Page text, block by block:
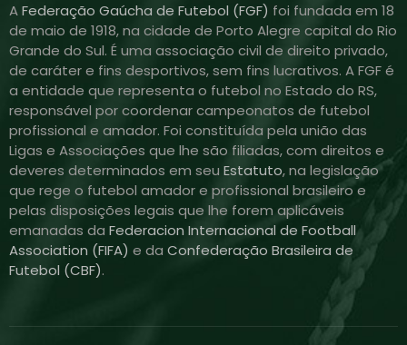
AFederação Gaúcha de Futebol (FGF) foi fundada em 18
de maio de 1918, na cidade de Porto Alegre capital do Rio
Grande do Sul. É uma associação civil de direito privado,
de caráter e fins desportivos, sem fins lucrativos. A FGF é
a entidade que representa o futebol no Estado do RS,
responsável por coordenar campeonatos de futebol
profissional e amador. Foi constituída pela união das
Ligas e Associações que lhe são filiadas, com direitos e
deveres determinados em seu Estatuto, na legislação
que rege o futebol amador e profissional brasileiro e
pelas disposições legais que lhe forem aplicáveis
emanadas da Federacion Internacional de Football
Association (FIFA) e da Confederação Brasileira de
Futebol (CBF).